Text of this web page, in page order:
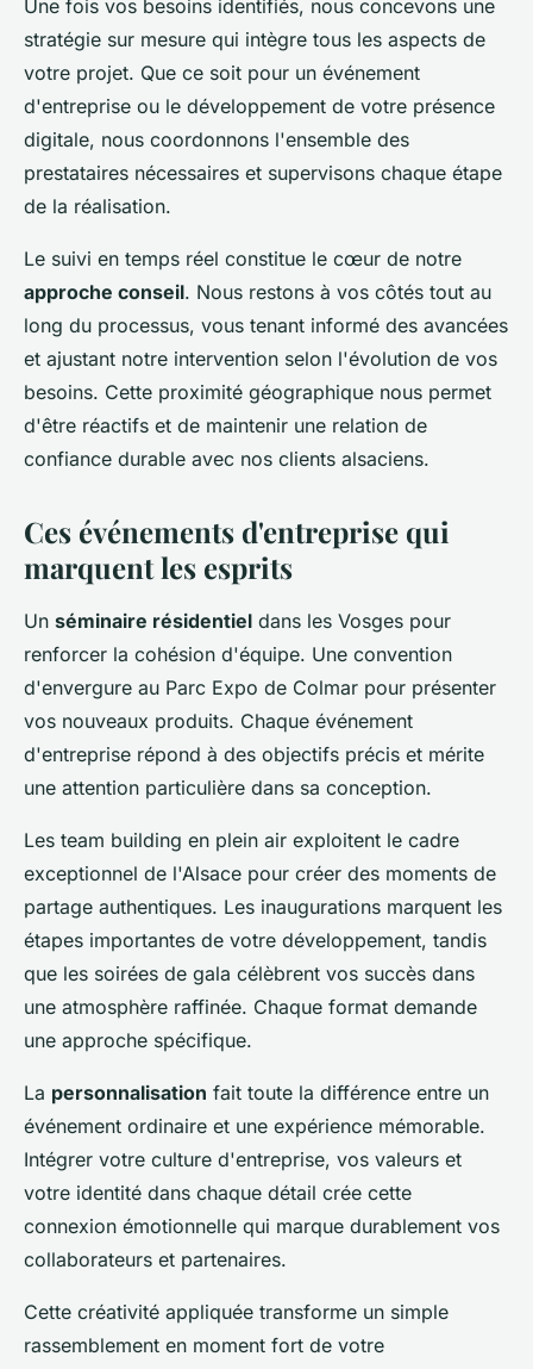
Une fois vos besoins identifiés, nous concevons une
stratégie sur mesure qui intègre tous les aspects de
votre projet. Que ce soit pour un événement
d'entreprise ou le développement de votre présence
digitale, nous coordonnons l'ensemble des
prestataires nécessaires et supervisons chaque étape
de la réalisation.
Le suivi en temps réel constitue le cœur de notre
approche conseil. Nous restons à vos côtés tout au
long du processus, vous tenant informé des avancées
et ajustant notre intervention selon l'évolution de vos
besoins. Cette proximité géographique nous permet
d'être réactifs et de maintenir une relation de
confiance durable avec nos clients alsaciens.
Ces événements d'entreprise qui
marquent les esprits
Un séminaire résidentiel dans les Vosges pour
renforcer la cohésion d'équipe. Une convention
d'envergure au Parc Expo de Colmar pour présenter
vos nouveaux produits. Chaque événement
d'entreprise répond à des objectifs précis et mérite
une attention particulière dans sa conception.
Les team building en plein air exploitent le cadre
exceptionnel de l'Alsace pour créer des moments de
partage authentiques. Les inaugurations marquent les
étapes importantes de votre développement, tandis
que les soirées de gala célèbrent vos succès dans
une atmosphère raffinée. Chaque format demande
une approche spécifique.
La personnalisation fait toute la différence entre un
événement ordinaire et une expérience mémorable.
Intégrer votre culture d'entreprise, vos valeurs et
votre identité dans chaque détail crée cette
connexion émotionnelle qui marque durablement vos
collaborateurs et partenaires.
Cette créativité appliquée transforme un simple
rassemblement en moment fort de votre